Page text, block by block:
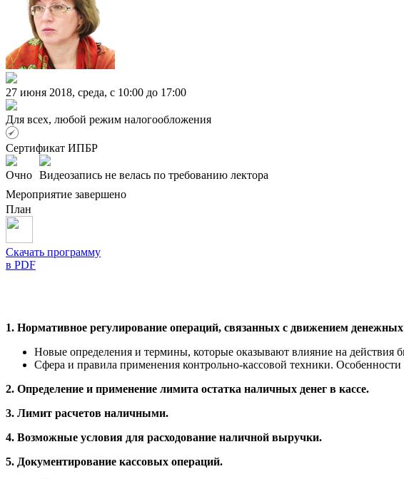
27 июня 2018, среда, c 10:00 до 17:00
Для всех, любой режим налогообложения
Сертификат ИПБР
Очно Видеозапись не велась по требованию лектора
Мероприятие завершено
План
Скачать программу
в PDF
1. Нормативное регулирование операций, связанных с движением денежных
Новые определения и термины, которые оказывают влияние на действия
Сфера и правила применения контрольно-кассовой техники.
2. Определение и применение лимита остатка наличных денег в кассе.
3. Лимит расчетов наличными.
4. Возможные условия для расходование наличной выручки.
5. Документирование кассовых операций.